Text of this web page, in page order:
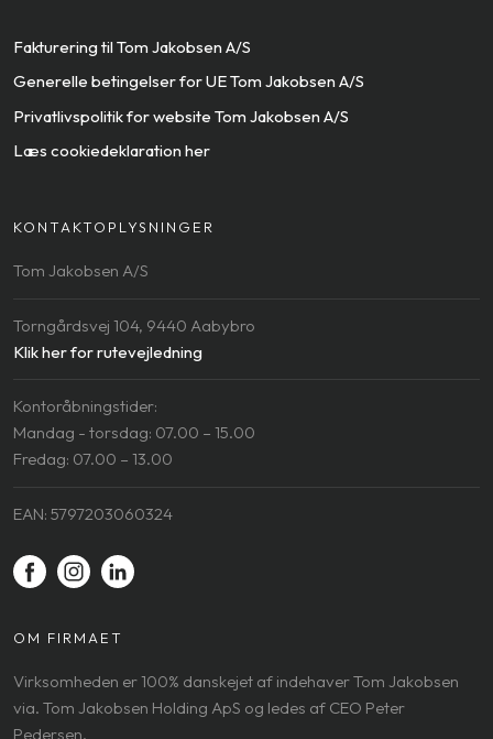
Fakturering til Tom Jakobsen A/S
Generelle betingelser for UE Tom Jakobsen A/S
Privatlivspolitik for website Tom Jakobsen A/S
Læs cookiedeklaration her
KONTAKT​OPLYSNINGER
​Tom Jakobsen A/S​
Torngårdsvej 104, 9440 Aabybro
Klik her for rutevejledning
Kontoråbningstider:
​Mandag - torsdag: 07.00 – 15.00
​Fredag: 07.00 – 13.00
EAN: 5797203060324
OM ​FIRMAET
Virksomheden er 100% danskejet af indehaver Tom Jakobsen
via. Tom Jakobsen Holding ApS og ledes af CEO Peter
Pedersen.